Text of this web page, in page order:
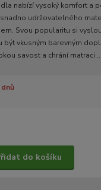
nabízí vysoký komfort a
udržovatelného
Svou popularitu si
být vkusným barevným
savost a chrání matraci ...
do košíku